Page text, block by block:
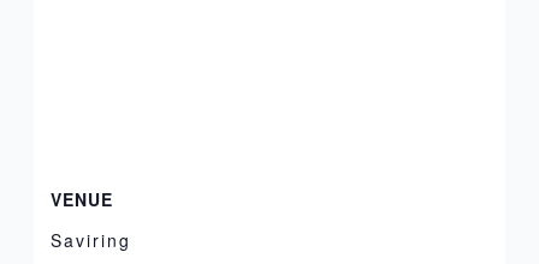
VENUE
Saviring